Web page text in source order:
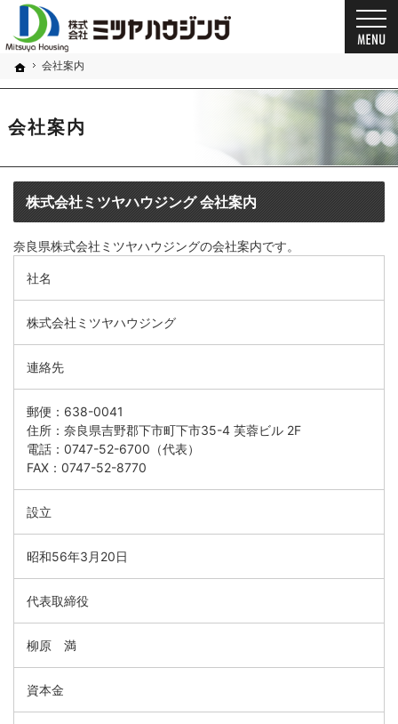
ホーム
会社案内
会社案内
プロの目線からご提案。奈良県の注文住宅・新築戸建てを手がける工務店なら当社へ。
奈良県の安心の一戸建て｜ミツヤハウジング
株式会社ミツヤハウジング 会社案内
奈良県株式会社ミツヤハウジングの会社案内です。
社名
株式会社ミツヤハウジング
連絡先
郵便：638-0041
住所：奈良県吉野郡下市町下市35-4 芙蓉ビル 2F
電話：0747-52-6700（代表）
FAX：0747-52-8770
設立
昭和56年3月20日
代表取締役
柳原 満
資本金